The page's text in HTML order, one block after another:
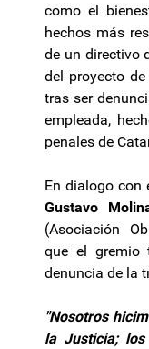
como el
hechos más
de un directivo
del proyecto
tras ser
empleada,
penales de
En dialogo con
Gustavo
(Asociación
que el gremio
denuncia de la
"Nosotros
la Justicia;